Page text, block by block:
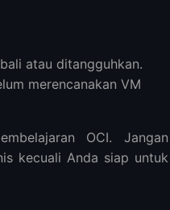
atau ditangguhkan.
merencanakan VM
OCI. Jangan
kecuali Anda siap untuk